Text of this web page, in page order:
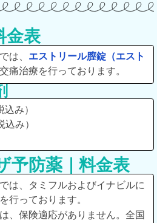
金表
は、 エストリール膣錠（エスト
痛治療を行っております。
み）
み）
予防薬｜料金表
は、タミフルおよびイナビルに
行っております。
、保険適応がありません。全国